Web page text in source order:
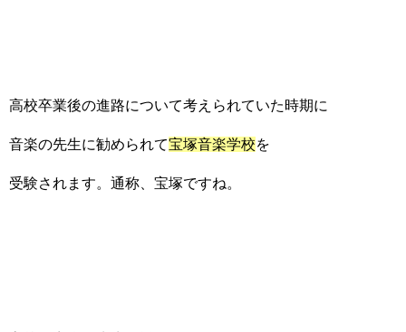
高校卒業後の進路について考えられていた時期に
音楽の先生に勧められて宝塚音楽学校を
受験されます。通称、宝塚ですね。